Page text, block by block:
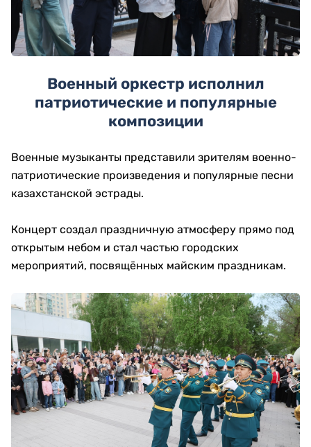
Военный оркестр исполнил
патриотические и популярные
композиции
Военные музыканты представили зрителям военно-
патриотические произведения и популярные песни
казахстанской эстрады.
Концерт создал праздничную атмосферу прямо под
открытым небом и стал частью городских
мероприятий, посвящённых майским праздникам.